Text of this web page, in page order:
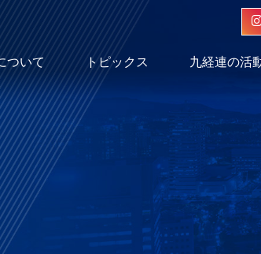
ついて トピックス 九経連の活